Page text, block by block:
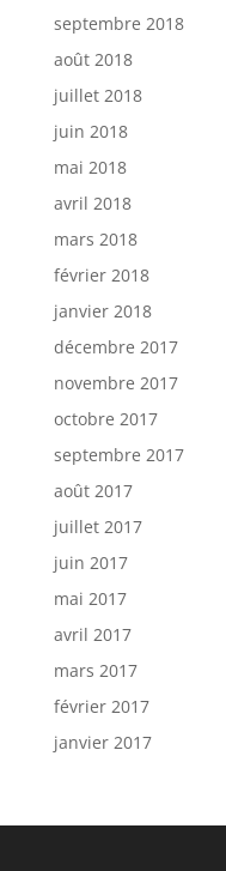
septembre 2018
août 2018
juillet 2018
juin 2018
mai 2018
avril 2018
mars 2018
février 2018
janvier 2018
décembre 2017
novembre 2017
octobre 2017
septembre 2017
août 2017
juillet 2017
juin 2017
mai 2017
avril 2017
mars 2017
février 2017
janvier 2017